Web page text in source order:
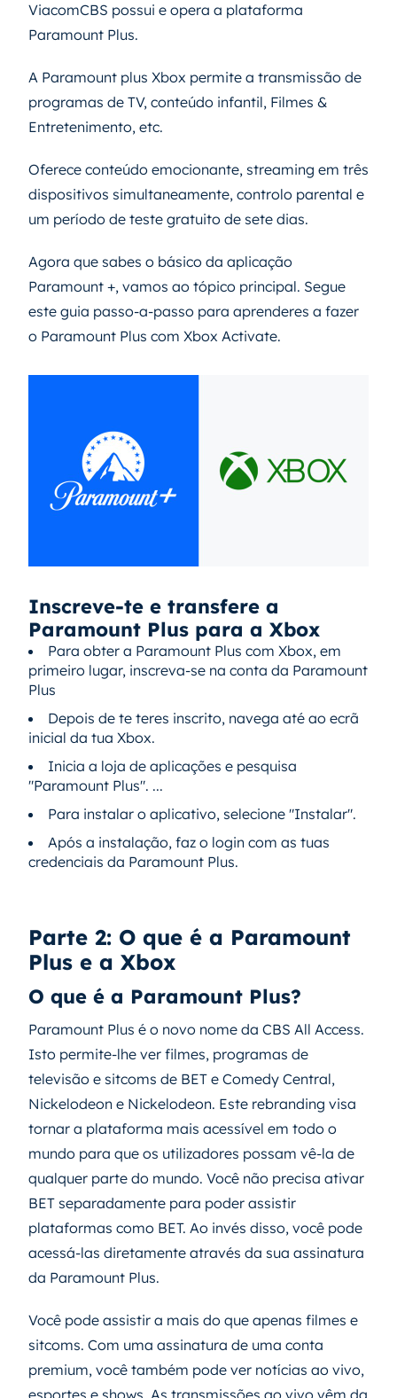
ViacomCBS possui e opera a plataforma
Paramount Plus.
A Paramount plus Xbox permite a transmissão de
programas de TV, conteúdo infantil, Filmes &
Entretenimento, etc.
Oferece conteúdo emocionante, streaming em três
dispositivos simultaneamente, controlo parental e
um período de teste gratuito de sete dias.
Agora que sabes o básico da aplicação
Paramount +, vamos ao tópico principal. Segue
este guia passo-a-passo para aprenderes a fazer
o Paramount Plus com Xbox Activate.
Inscreve-te e transfere a
Paramount Plus para a Xbox
Para obter a Paramount Plus com Xbox, em
primeiro lugar, inscreva-se na conta da Paramount
Plus
Depois de te teres inscrito, navega até ao ecrã
inicial da tua Xbox.
Inicia a loja de aplicações e pesquisa
"Paramount Plus". ...
Para instalar o aplicativo, selecione "Instalar".
Após a instalação, faz o login com as tuas
credenciais da Paramount Plus.
Parte 2: O que é a Paramount
Plus e a Xbox
O que é a Paramount Plus?
Paramount Plus é o novo nome da CBS All Access.
Isto permite-lhe ver filmes, programas de
televisão e sitcoms de BET e Comedy Central,
Nickelodeon e Nickelodeon. Este rebranding visa
tornar a plataforma mais acessível em todo o
mundo para que os utilizadores possam vê-la de
qualquer parte do mundo. Você não precisa ativar
BET separadamente para poder assistir
plataformas como BET. Ao invés disso, você pode
acessá-las diretamente através da sua assinatura
da Paramount Plus.
Você pode assistir a mais do que apenas filmes e
sitcoms. Com uma assinatura de uma conta
premium, você também pode ver notícias ao vivo,
esportes e shows. As transmissões ao vivo vêm da